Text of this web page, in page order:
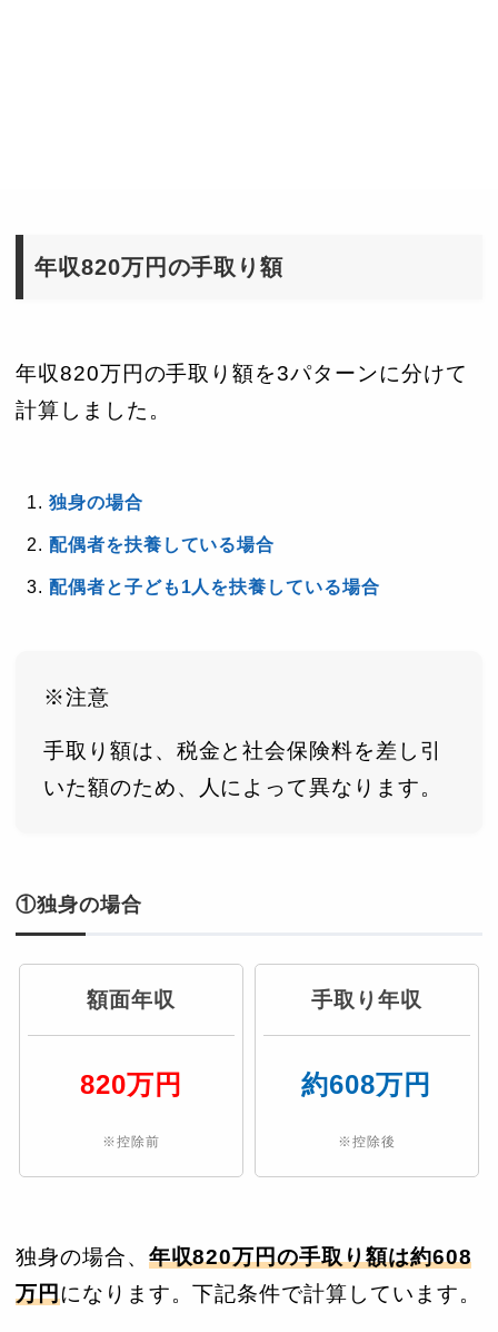
年収820万円の手取り額
年収820万円の手取り額を3パターンに分けて
計算しました。
独身の場合
配偶者を扶養している場合
配偶者と子ども1人を扶養している場合
※注意
手取り額は、税金と社会保険料を差し引
いた額のため、人によって異なります。
①独身の場合
額面年収
820万円
※控除前
手取り年収
約608万円
※控除後
独身の場合、 年収820万円の手取り額は約608
万円になります。下記条件で計算しています。